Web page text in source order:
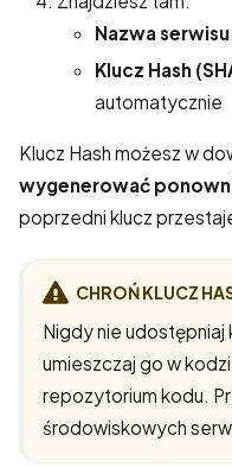
Nazwa serwisu
Klucz Hash
automatycznie
Klucz Hash możesz w
wygenerować
poprzedni klucz
CHROŃ KLUCZ
Nigdy nie udostępniaj
umieszczaj go w
repozytorium kodu.
środowiskowych